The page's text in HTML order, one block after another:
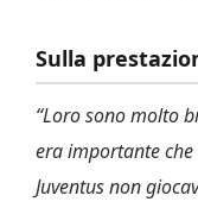
Sulla
“Loro sono molto
era importante
Juventus non